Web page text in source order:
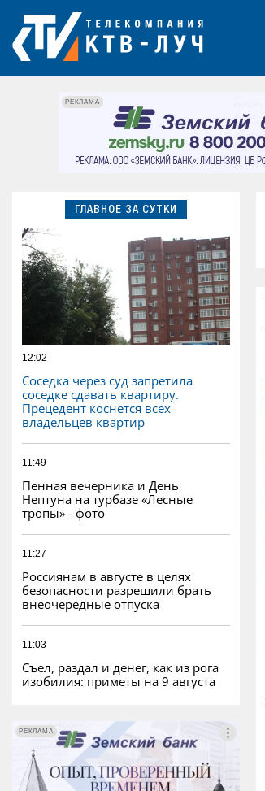
РЕКЛАМА
ГЛАВНОЕ ЗА СУТКИ
12:02
Соседка через суд запретила
соседке сдавать квартиру.
Прецедент коснется всех
владельцев квартир
11:49
Пенная вечерника и День
Нептуна на турбазе «Лесные
тропы» - фото
11:27
Россиянам в августе в целях
безопасности разрешили брать
внеочередные отпуска
11:03
Съел, раздал и денег, как из рога
изобилия: приметы на 9 августа
РЕКЛАМА
РЕКЛАМА